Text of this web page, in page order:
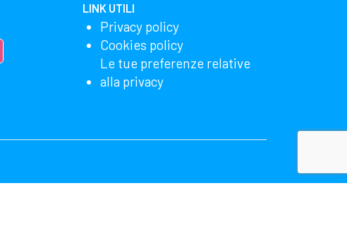
LINK UTILI
Privacy policy
Cookies policy
Le tue preferenze relative
alla privacy